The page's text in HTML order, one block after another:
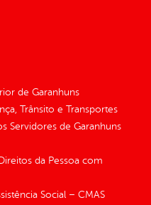
de Garanhuns
Trânsito e Transportes
Servidores de Garanhuns
da Pessoa com
Social – CMAS